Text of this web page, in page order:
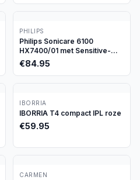
PHILIPS
Philips Sonicare 6100
HX7400/01 met Sensitive-
stand
€84.95
IBORRIA
IBORRIA T4 compact IPL roze
€59.95
CARMEN